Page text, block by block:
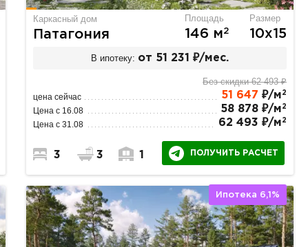
Каркасный дом
Патагония
Площадь
146 м2
Размер
10х15
В ипотеку: от 51 231 ₽/мес.
Без скидки 62 493 ₽
цена сейчас 51 647 ₽/м 2
Цена с 16.08 58 878 ₽/м 2
Цена с 31.08 62 493 ₽/м 2
3 3 1 ПОЛУЧИТЬ РАСЧЕТ
Ипотека 6,1%